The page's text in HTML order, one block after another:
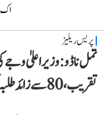
اک
پریس ریلیز
تمل ناڈو: وزیر اعلیٰ وجے
تقریب، 80 سے زائد طلبہ کو اعزازات سے نوازا گیا